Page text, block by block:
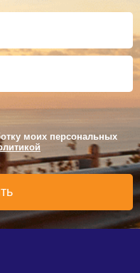
моих персональных